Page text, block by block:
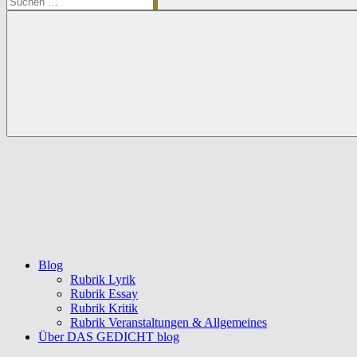
Suchen
Blog
Rubrik Lyrik
Rubrik Essay
Rubrik Kritik
Rubrik Veranstaltungen & Allgemeines
Über DAS GEDICHT blog